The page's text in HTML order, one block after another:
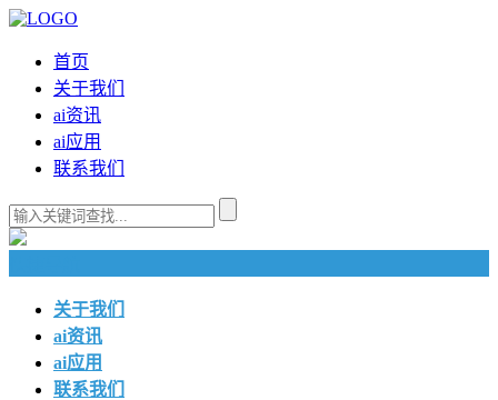
首页
关于我们
ai资讯
ai应用
联系我们
关于我们
ai资讯
ai应用
联系我们